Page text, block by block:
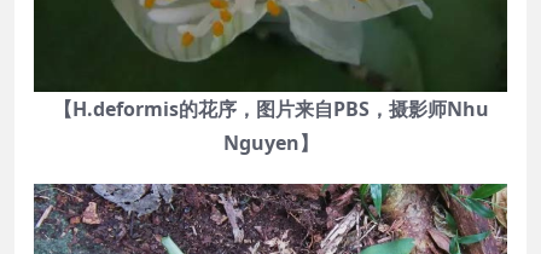
【H.deformis的花序，图片来自PBS，摄影师Nhu
Nguyen】